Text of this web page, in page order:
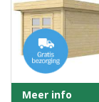
Meer info